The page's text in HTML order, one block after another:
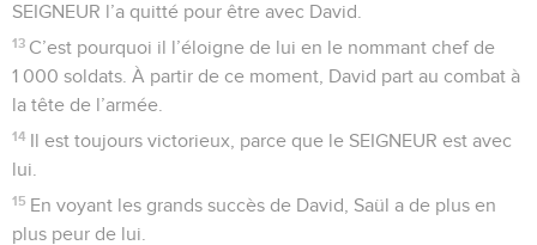
SEIGNEUR l’a quitté pour être avec David.
13 C’est pourquoi il l’éloigne de lui en le nommant chef de
1 000 soldats. À partir de ce moment, David part au combat à
la tête de l’armée.
14 Il est toujours victorieux, parce que le SEIGNEUR est avec
lui.
15 En voyant les grands succès de David, Saül a de plus en
plus peur de lui.